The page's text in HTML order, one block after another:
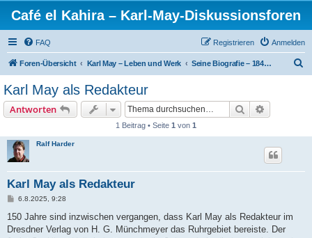
Café el Kahira – Karl-May-Diskussionsforen
FAQ Anmelden
Registrieren
Foren-Übersicht Karl May – Leben und Werk Seine Biografie – 1842-1912
Karl May als Redakteur
Antworten Suche
1 Beitrag • Seite 1 von 1
Ralf Harder
Karl May als Redakteur
B
i
r
6.8.2025, 9:28
150 Jahre sind inzwischen vergangen, dass Karl May als Redakteur im
Dresdner Verlag von H. G. Münchmeyer das Ruhrgebiet bereiste. Der